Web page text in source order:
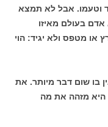
וטעמו. אבל לא תמצא
בעולם מאיזו
או מטפס ולא יגיד: הוי
בו שום דבר מיותר. את
היא מזהה את מה